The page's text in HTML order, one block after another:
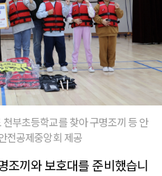
부초등학교를 찾아 구명조끼 등 안
전공제중앙회 제공
조끼와 보호대를 준비했습니